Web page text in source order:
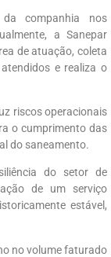
companhia nos
a Sanepar
de atuação, coleta
e realiza o
riscos operacionais
o cumprimento das
do saneamento.
do setor de
de um serviço
estável,
no volume faturado